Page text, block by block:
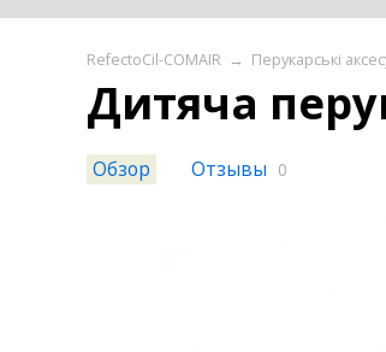
RefectoCil-COMAIR → Перукарські
Дитяча
Обзор Отзывы 0